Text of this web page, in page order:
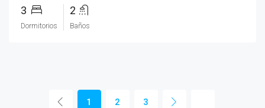
3
Dormitorios
2
Baños
1 2 3